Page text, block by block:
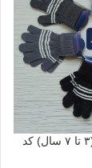
دستکش بافت راه راه(۳ تا ۷ سال) کد